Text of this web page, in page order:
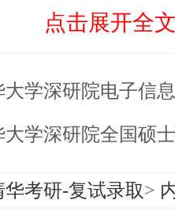
证》（限士兵）
份证；
书（应届生提
（考生本人签名
点击展开全文
院电子信息（BIO3智能医学与
国硕士研究生招生考试会计（高级财
华考研-复试录取>